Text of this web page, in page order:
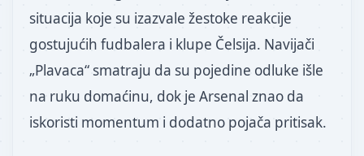
situacija koje su izazvale žestoke reakcije
gostujućih fudbalera i klupe Čelsija. Navijači
„Plavaca“ smatraju da su pojedine odluke išle
na ruku domaćinu, dok je Arsenal znao da
iskoristi momentum i dodatno pojača pritisak.